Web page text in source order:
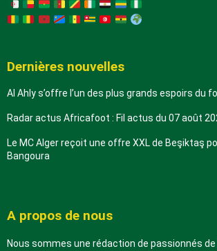
Dernières nouvelles
Al Ahly s’offre l’un des plus grands espoirs du
Radar actus Africafoot : Fil actus du 07 août
Le MC Alger reçoit une offre XXL de Beşiktaş
Bangoura
A propos de nous
Nous sommes une rédaction de passionnés